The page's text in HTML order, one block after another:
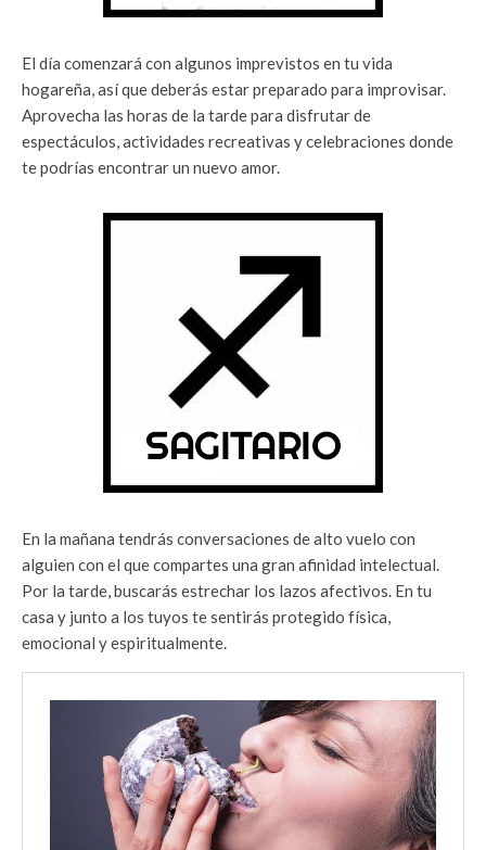
El día comenzará con algunos imprevistos en tu vida
hogareña, así que deberás estar preparado para improvisar.
Aprovecha las horas de la tarde para disfrutar de
espectáculos, actividades recreativas y celebraciones donde
te podrías encontrar un nuevo amor.
En la mañana tendrás conversaciones de alto vuelo con
alguien con el que compartes una gran afinidad intelectual.
Por la tarde, buscarás estrechar los lazos afectivos. En tu
casa y junto a los tuyos te sentirás protegido física,
emocional y espiritualmente.